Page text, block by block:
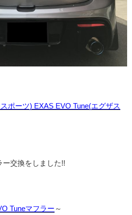
ポーツ) EXAS EVO Tune(エグザス
ー交換をしました!!
Tuneマフラー ～